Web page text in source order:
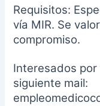
Requisitos:
vía MIR. Se
compromiso.
Interesados por
siguiente mail: